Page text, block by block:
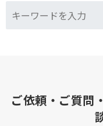
ご依頼・ご質問